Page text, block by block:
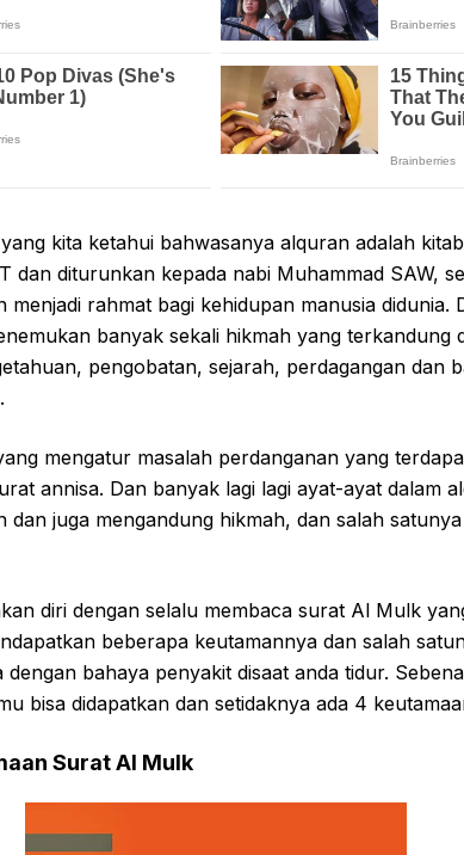
kita ketahui bahwasanya alquran adalah
dan diturunkan kepada nabi Muhammad SAW,
rahmat bagi kehidupan manusia didunia.
banyak sekali hikmah yang terkandung
pengobatan, sejarah, perdagangan dan
mengatur masalah perdanganan yang
annisa. Dan banyak lagi lagi ayat-ayat dalam
dan juga mengandung hikmah, dan salah
diri dengan selalu membaca surat Al Mulk
beberapa keutamannya dan salah
dengan bahaya penyakit disaat anda tidur.
bisa didapatkan dan setidaknya ada 4
Surat Al Mulk